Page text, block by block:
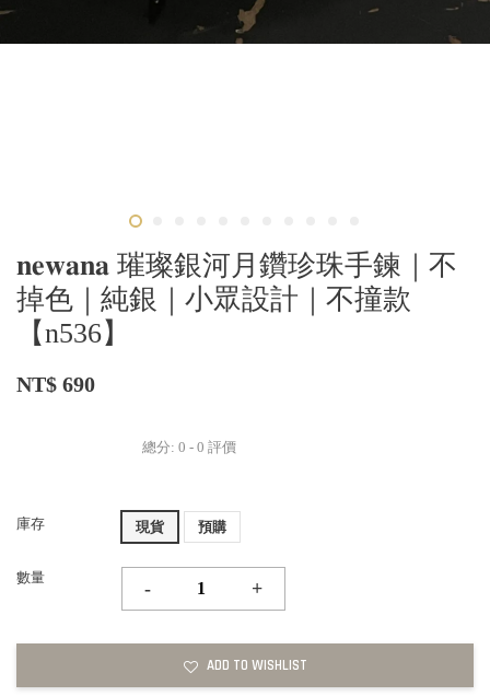
𝐧𝐞𝐰𝐚𝐧𝐚 璀璨銀河月鑽珍珠手鍊｜不
掉色｜純銀｜小眾設計｜不撞款
【n536】
NT$ 690
總分: 0 - 0 評價
庫存 現貨 預購
數量
- +
ADD TO WISHLIST